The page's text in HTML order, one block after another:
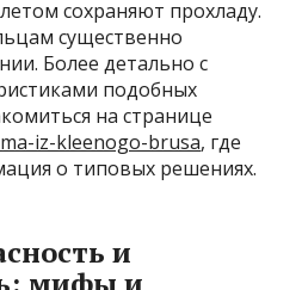
сохраняют прохладу.
существенно
Более детально с
подобных
на странице
iz-kleenogo-brusa, где
о типовых решениях.
и